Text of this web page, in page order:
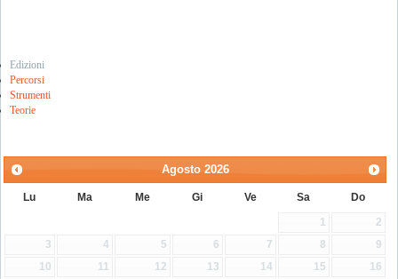
Edizioni
Percorsi
Strumenti
Teorie
Agosto 2026
Lu Ma Me Gi Ve Sa Do
1
2
3
4 5 6 7 8
9
10
11 12 13 14 15
16